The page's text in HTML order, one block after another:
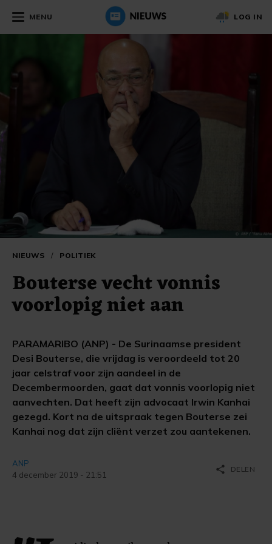
MENU LOG IN
NIEUWS / POLITIEK
Bouterse vecht vonnis
voorlopig niet aan
PARAMARIBO (ANP) - De Surinaamse president
Desi Bouterse, die vrijdag is veroordeeld tot 20
jaar celstraf voor zijn aandeel in de
Decembermoorden, gaat dat vonnis voorlopig niet
aanvechten. Dat heeft zijn advocaat Irwin Kanhai
gezegd. Kort na de uitspraak tegen Bouterse zei
Kanhai nog dat zijn cliënt verzet zou aantekenen.
ANP
4 december 2019 - 21:51
share DELEN